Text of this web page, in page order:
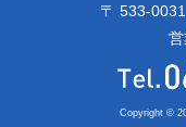
〒 533-
Copyright ©